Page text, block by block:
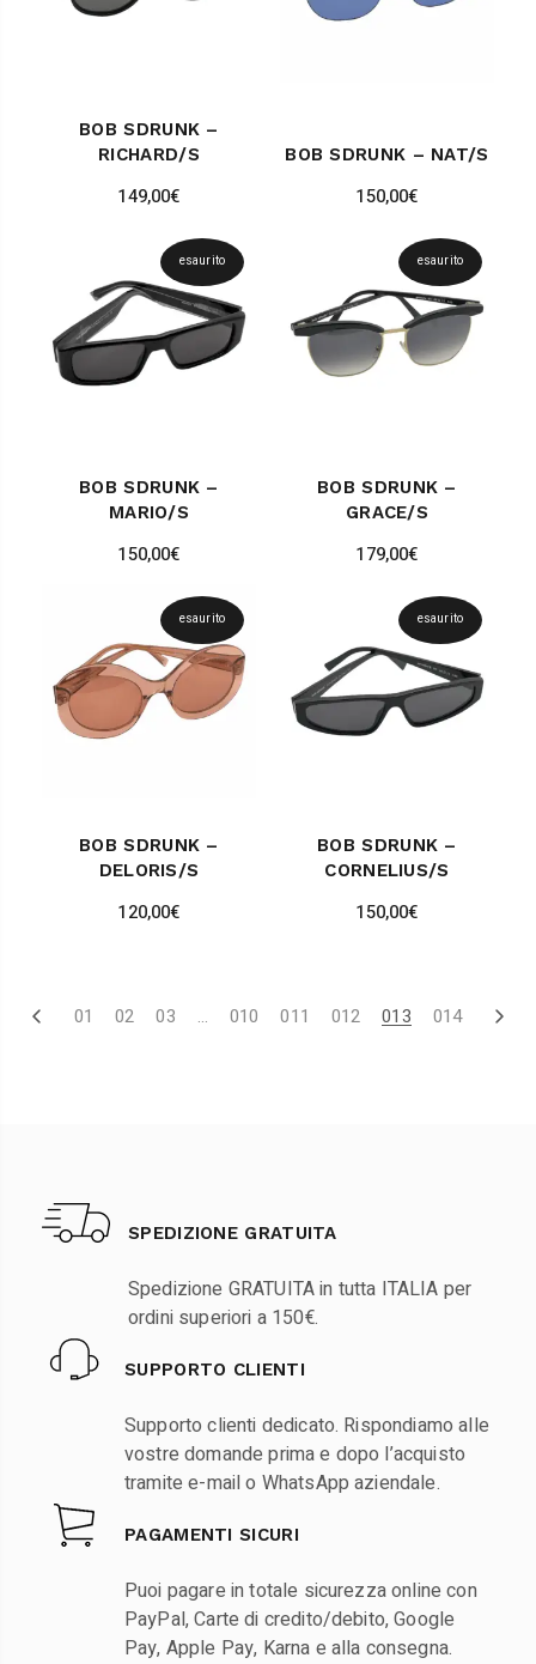
BOB SDRUNK –
RICHARD/S
149,00€
BOB SDRUNK – NAT/S
150,00€
esaurito
BOB SDRUNK –
MARIO/S
150,00€
esaurito
BOB SDRUNK –
GRACE/S
179,00€
esaurito
BOB SDRUNK –
DELORIS/S
120,00€
esaurito
BOB SDRUNK –
CORNELIUS/S
150,00€
01 02 03 … 010 011 012 013 014
SPEDIZIONE GRATUITA
Spedizione GRATUITA in tutta ITALIA per
ordini superiori a 150€.
SUPPORTO CLIENTI
Supporto clienti dedicato. Rispondiamo alle
vostre domande prima e dopo l’acquisto
tramite e-mail o WhatsApp aziendale.
PAGAMENTI SICURI
Puoi pagare in totale sicurezza online con
PayPal, Carte di credito/debito, Google
Pay, Apple Pay, Karna e alla consegna.